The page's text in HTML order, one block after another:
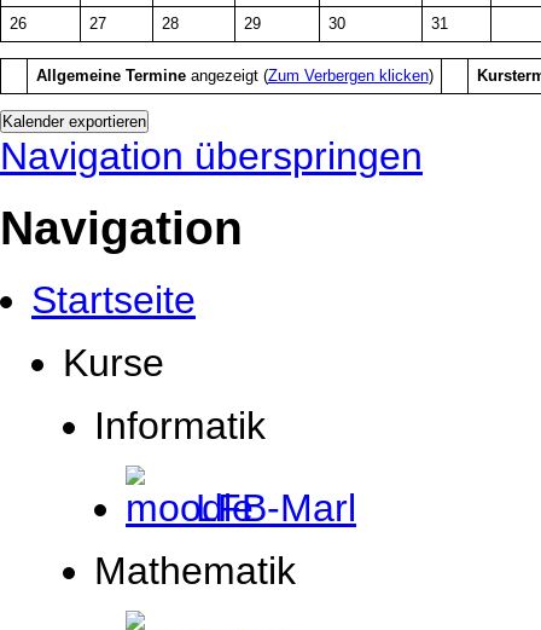
26
27 28 29 30 31
Allgemeine Termineangezeigt (Zum Verbergen klicken)
Navigation überspringen
Navigation
Startseite
Kurse
Informatik
LFB-Marl
Mathematik